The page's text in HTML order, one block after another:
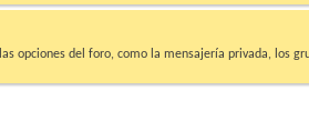
opciones del foro, como la mensajería privada, los